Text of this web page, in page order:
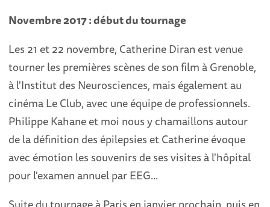
Novembre 2017 : début du tournage
Les 21 et 22 novembre, Catherine Diran est venue
tourner les premières scènes de son film à Grenoble,
à l'Institut des Neurosciences, mais également au
cinéma Le Club, avec une équipe de professionnels.
Philippe Kahane et moi nous y chamaillons autour
de la définition des épilepsies et Catherine évoque
avec émotion les souvenirs de ses visites à l'hôpital
pour l'examen annuel par EEG...